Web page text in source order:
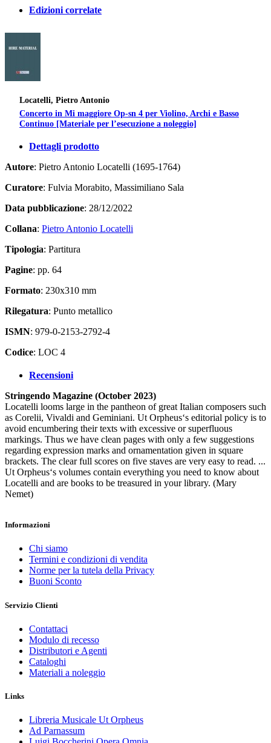
Edizioni correlate
Locatelli, Pietro Antonio
Concerto in Mi maggiore Op-sn 4 per Violino, Archi e Basso
Continuo [Materiale per l’esecuzione a noleggio]
Dettagli prodotto
Autore: Pietro Antonio Locatelli (1695-1764)
Curatore: Fulvia Morabito, Massimiliano Sala
Data pubblicazione: 28/12/2022
Collana: Pietro Antonio Locatelli
Tipologia: Partitura
Pagine: pp. 64
Formato: 230x310 mm
Rilegatura: Punto metallico
ISMN: 979-0-2153-2792-4
Codice: LOC 4
Recensioni
Stringendo Magazine (October 2023)
Locatelli looms large in the pantheon of great Italian composers such
as Corelii, Vivaldi and Geminiani. Ut Orpheus‘s editorial policy is to
avoid encumbering their texts with excessive or superfluous
markings. Thus we have clean pages with only a few suggestions
regarding expression marks and ornamentation given in square
brackets. The clear full scores on five staves are very easy to read. ...
Ut Orpheus‘s volumes contain everything you need to know about
Locatelli and are books to be treasured in your library. (Mary
Nemet)
Informazioni
Chi siamo
Termini e condizioni di vendita
Norme per la tutela della Privacy
Buoni Sconto
Servizio Clienti
Contattaci
Modulo di recesso
Distributori e Agenti
Cataloghi
Materiali a noleggio
Links
Libreria Musicale Ut Orpheus
Ad Parnassum